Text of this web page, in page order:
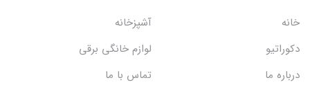
خانه
آشپزخانه
دکوراتیو
لوازم خانگی برقی
درباره ما
تماس با ما